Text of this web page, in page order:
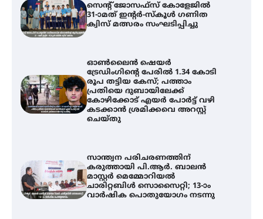
സെന്റ് ജോസഫ്സ് കോളേജിൽ
31-ാമത് ഇന്റർ-സ്കൂൾ ഗണിത
ക്വിസ് മത്സരം സംഘടിപ്പിച്ചു
ഓൺലൈൻ ഷെയർ
ട്രേഡിംഗിന്റെ പേരിൽ 1.34 കോടി
രൂപ തട്ടിയ കേസ്; പത്താം
പ്രതിയെ ദുബായിലേക്ക്
കോഴിക്കോട് എയർ പോർട്ട് വഴി
കടക്കാൻ ശ്രമിക്കവെ അറസ്റ്റ്
ചെയ്തു
സാന്ത്വന പരിചരണത്തിന്
കരുത്തായി പി.ആർ. ബാലൻ
മാസ്റ്റർ മെമ്മോറിയൽ
ചാരിറ്റബിൾ സൊസൈറ്റി; 13-ാം
വാർഷിക പൊതുയോഗം നടന്നു